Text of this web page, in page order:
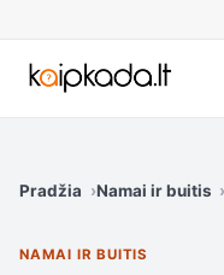
Pradžia Namai ir buitis
NAMAI IR BUITIS